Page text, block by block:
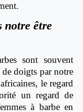
notre être
sont souvent
doigts par notre
le regard
un regard de
à barbe en